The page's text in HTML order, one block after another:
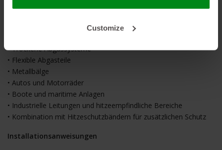
Customize
haben
• Trockene Abgassysteme
• Flexible Abgasteile
• Metallbälge
• Autos und Motorräder
• Boote und maritime Anlagen
• Industrielle Leitungen und hitzeempfindliche Bereiche
• Kombination mit Hitzeschutzbändern für zusätzlichen Schutz
Installationsanweisungen